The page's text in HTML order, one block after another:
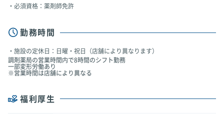
必須資格：薬剤師免許
勤務時間
施設の定休日：日曜・祝日（店舗により異なります）
調剤薬局の営業時間内で8時間のシフト勤務
一部変形労働あり
※営業時間は店舗により異なる
福利厚生